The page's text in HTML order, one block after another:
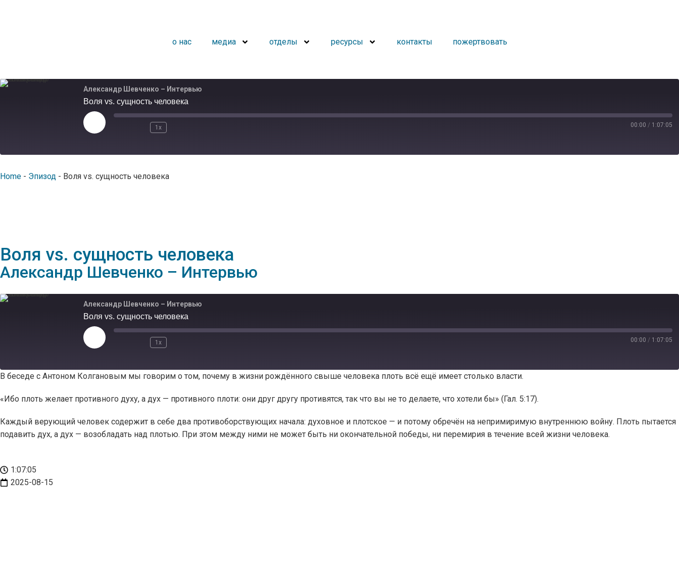
o нас медиа отделы ресурсы контакты пожертвовать
Александр Шевченко – Интервью
Воля vs. сущность человека
1x 00:00 / 1:07:05
Home - Эпизод - Воля vs. сущность человека
Воля vs. сущность человека
Александр Шевченко – Интервью
Александр Шевченко – Интервью
Воля vs. сущность человека
1x 00:00 / 1:07:05
В беседе с Антоном Колгановым мы говорим о том, почему в жизни рождённого свыше человека плоть всё ещё имеет столько власти.
«Ибо плоть желает противного духу, а дух — противного плоти: они друг другу противятся, так что вы не то делаете, что хотели бы» (Гал. 5:17).
Каждый верующий человек содержит в себе два противоборствующих начала: духовное и плотское — и потому обречён на непримиримую внутреннюю войну. Плоть пытается
подавить дух, а дух — возобладать над плотью. При этом между ними не может быть ни окончательной победы, ни перемирия в течение всей жизни человека.
1:07:05
2025-08-15